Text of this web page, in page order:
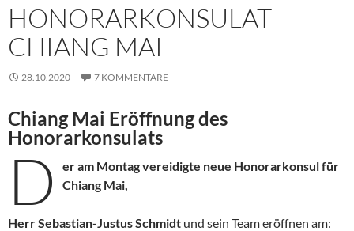
HONORARKONSULAT
CHIANG MAI
28.10.2020 7 KOMMENTARE
Chiang Mai Eröffnung des
Honorarkonsulats
D
er am Montag vereidigte neue Honorarkonsul für
Chiang Mai,
Herr Sebastian-Justus Schmidt und sein Team eröffnen am: